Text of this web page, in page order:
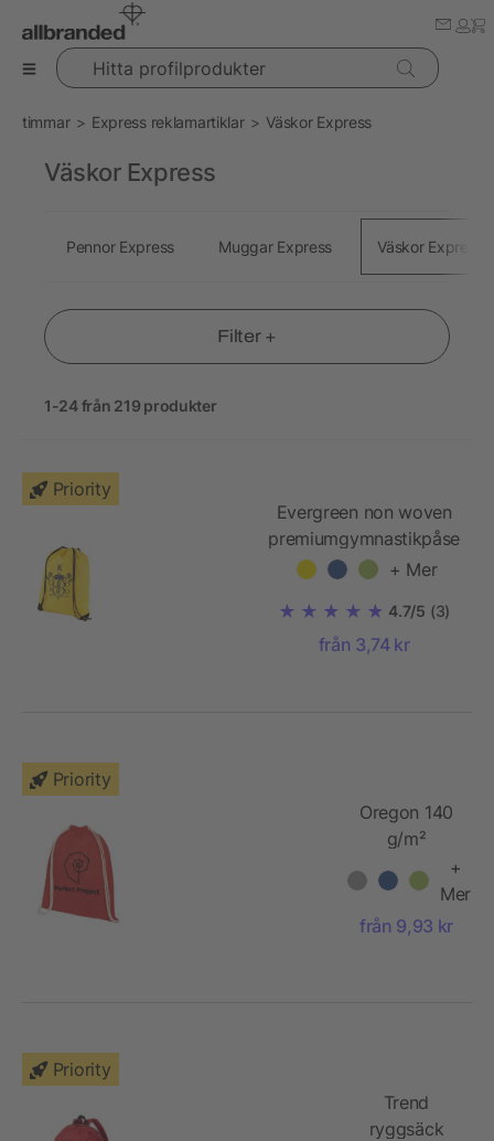
Hitta profilprodukter
timmar Express reklamartiklar Väskor Express
Filter +
1-24 från 219 produkter
Priority
Evergreen non woven
premiumgymnastikpåse
+ Mer
4.7/5 (3)
från 3,74 kr
Priority
Oregon 140
g/m²
bomull med
dragsko
+
Mer
från 9,93 kr
Priority
Trend
ryggsäck
Väskor Express
Pennor Express Muggar Express Väskor Express